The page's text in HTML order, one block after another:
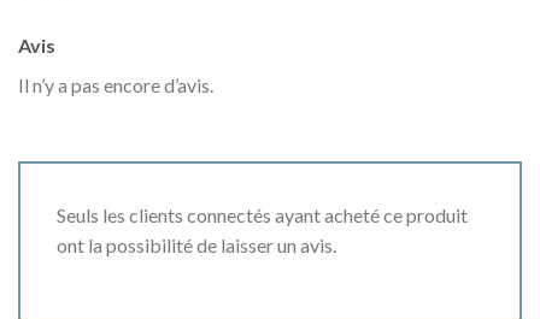
Avis
Il n’y a pas encore d’avis.
Seuls les clients connectés ayant acheté ce produit
ont la possibilité de laisser un avis.